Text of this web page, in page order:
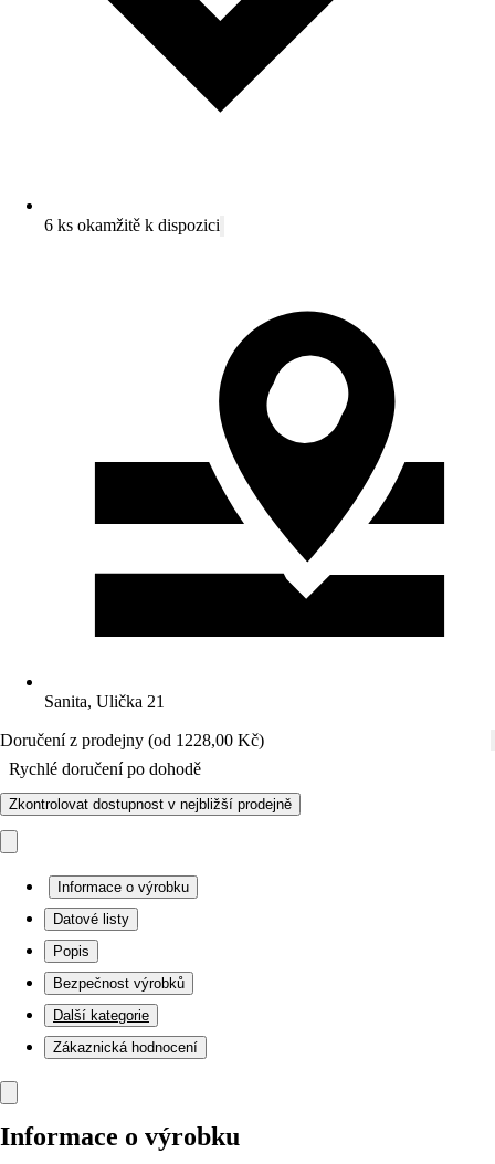
6 ks okamžitě k dispozici
Sanita, Ulička 21
Doručení z prodejny (od 1228,00 Kč)
Rychlé doručení po dohodě
Zkontrolovat dostupnost v nejbližší prodejně
Informace o výrobku
Datové listy
Popis
Bezpečnost výrobků
Další kategorie
Zákaznická hodnocení
Informace o výrobku